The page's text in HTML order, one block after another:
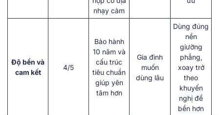
nhạy cảm
Độ bền và
cam kết
4/5
Bảo hành
10 năm và
cấu trúc
tiêu chuẩn
giúp yên
tâm hơn
Gia đình
muốn
dùng lâu
Dùng đúng
nền
giường
phẳng,
xoay trở
theo
khuyến
nghị để
bền hơn